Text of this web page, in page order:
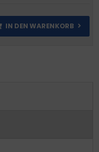
IN DEN WARENKORB